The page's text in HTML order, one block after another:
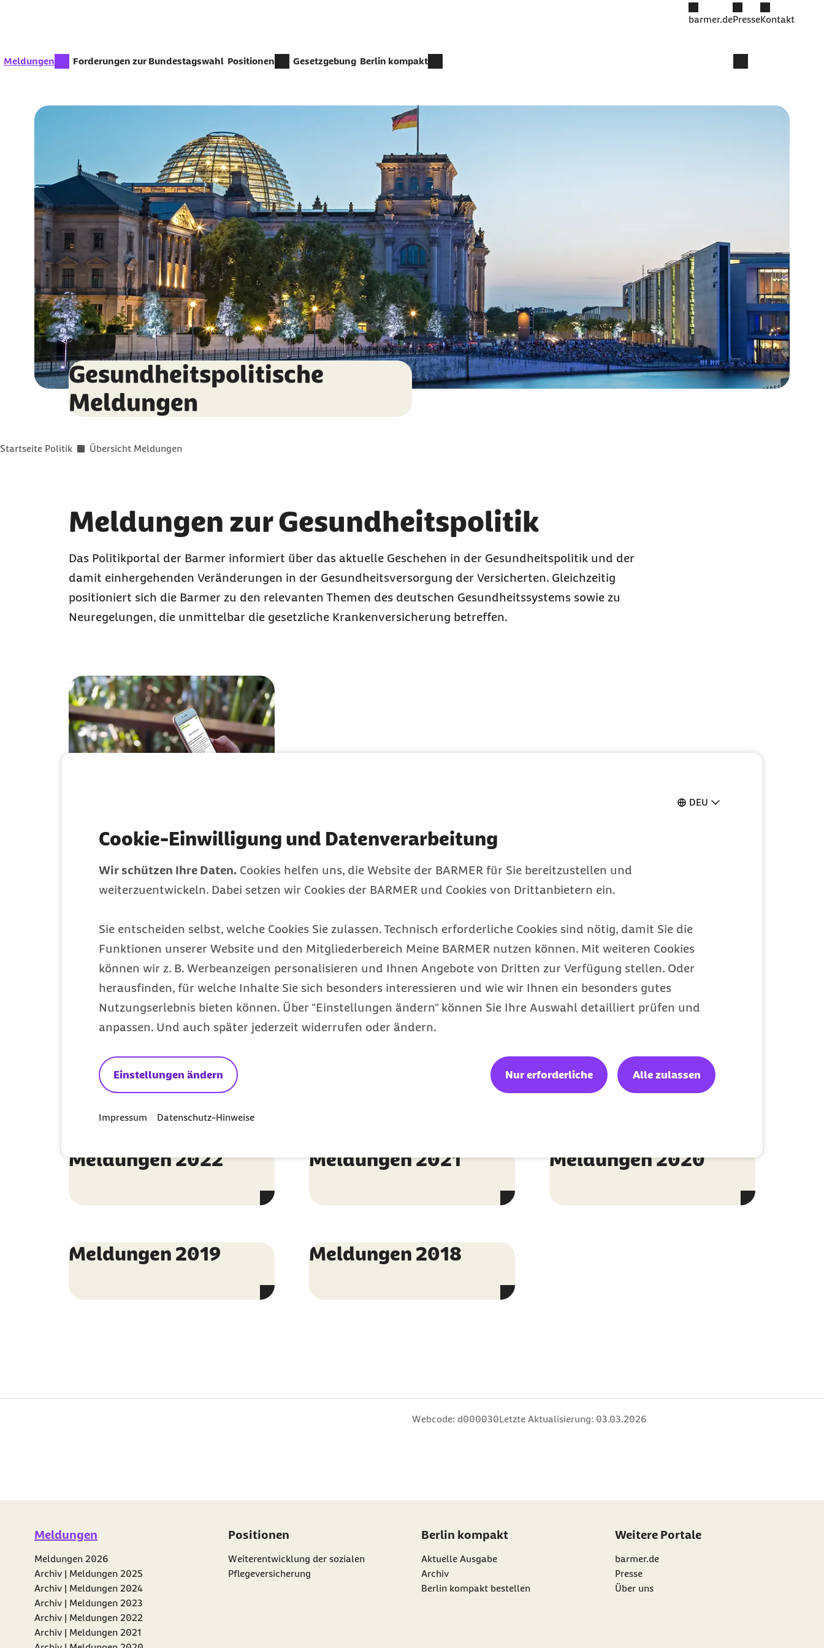
DEU
Cookie-Einwilligung und Datenverarbeitung
Wir schützen Ihre Daten. Cookies helfen uns, die Website der BARMER für Sie bereitzustellen und
weiterzuentwickeln. Dabei setzen wir Cookies der BARMER und Cookies von Drittanbietern ein.
Sie entscheiden selbst, welche Cookies Sie zulassen. Technisch erforderliche Cookies sind nötig, damit Sie die
Funktionen unserer Website und den Mitgliederbereich Meine BARMER nutzen können. Mit weiteren Cookies
können wir z. B. Werbeanzeigen personalisieren und Ihnen Angebote von Dritten zur Verfügung stellen. Oder
herausfinden, für welche Inhalte Sie sich besonders interessieren und wie wir Ihnen ein besonders gutes
Nutzungserlebnis bieten können. Über "Einstellungen ändern" können Sie Ihre Auswahl detailliert prüfen und
anpassen. Und auch später jederzeit widerrufen oder ändern.
Einstellungen ändern Nur erforderliche Alle zulassen
Impressum Datenschutz-Hinweise
barmer.dePresseKontakt
zur Zeit aktiv:
Meldungen Forderungen zur Bundestagswahl Positionen Gesetzgebung Berlin kompakt
Gesundheitspolitische
Meldungen
Sie befinden sich hier:
Startseite Politik Übersicht Meldungen
Meldungen zur Gesundheitspolitik
Das Politikportal der Barmer informiert über das aktuelle Geschehen in der Gesundheitspolitik und der
damit einhergehenden Veränderungen in der Gesundheitsversorgung der Versicherten. Gleichzeitig
positioniert sich die Barmer zu den relevanten Themen des deutschen Gesundheitssystems sowie zu
Neuregelungen, die unmittelbar die gesetzliche Krankenversicherung betreffen.
Meldungen 2026
Eine Übersicht aller gesundheitspolitischen
Meldungen aus dem Jahr 2026.
Archiv
Meldungen 2025 Meldungen 2023
Meldungen 2022 Meldungen 2021 Meldungen 2020
Meldungen 2019 Meldungen 2018
Webcode: d000030Letzte Aktualisierung: 03.03.2026
Meldungen
Meldungen 2026
Archiv | Meldungen 2025
Archiv | Meldungen 2024
Archiv | Meldungen 2023
Archiv | Meldungen 2022
Archiv | Meldungen 2021
Positionen
Weiterentwicklung der sozialen
Pflegeversicherung
Berlin kompakt
Aktuelle Ausgabe
Archiv
Berlin kompakt bestellen
Weitere Portale
barmer.de
Presse
Über uns